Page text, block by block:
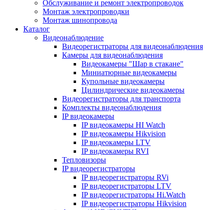
Обслуживание и ремонт электропроводок
Монтаж электропроводки
Монтаж шинопровода
Каталог
Видеонаблюдение
Видеорегистраторы для видеонаблюдения
Камеры для видеонаблюдения
Видеокамеры "Шар в стакане"
Миниатюрные видеокамеры
Купольные видеокамеры
Цилиндрические видеокамеры
Видеорегистраторы для транспорта
Комплекты видеонаблюдения
IP видеокамеры
IP видеокамеры HI Watch
IP видеокамеры Hikvision
IP видеокамеры LTV
IP видеокамеры RVI
Тепловизоры
IP видеорегистраторы
IP видеорегистраторы RVi
IP видеорегистраторы LTV
IP видеорегистраторы Hi.Watch
IP видеорегистраторы Hikvision